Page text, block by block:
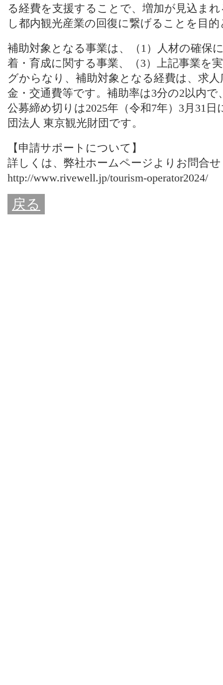
る経費を支援することで、増加が見込ま
し都内観光産業の回復に繋げることを目
補助対象となる事業は、（1）人材の確保
着・育成に関する事業、（3）上記事業を
グからなり、補助対象となる経費は、求
金・交通費等です。補助率は3分の2以内
公募締め切りは2025年（令和7年）3月31
団法人 東京観光財団です。
【申請サポートについて】
詳しくは、 弊社ホームページよりお問合
http://www.rivewell.jp/tourism-operator2024/
戻る